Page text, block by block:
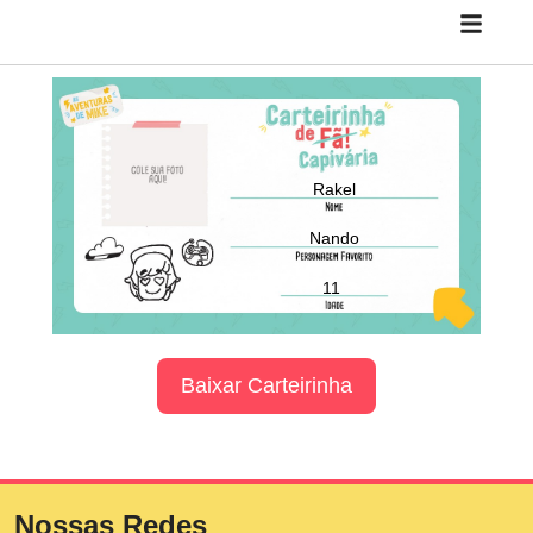
Rakel
Nando
11
Baixar Carteirinha
Nossas Redes